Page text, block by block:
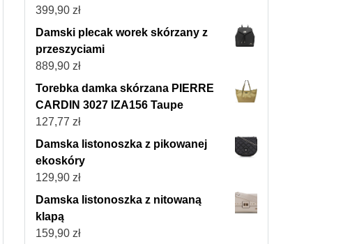
399,90 zł
Damski plecak worek skórzany z
przeszyciami
889,90 zł
Torebka damka skórzana PIERRE
CARDIN 3027 IZA156 Taupe
127,77 zł
Damska listonoszka z pikowanej
ekoskóry
129,90 zł
Damska listonoszka z nitowaną
klapą
159,90 zł